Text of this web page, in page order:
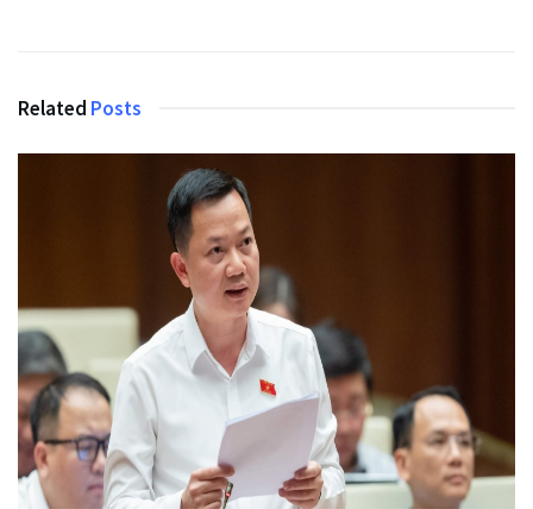
Related Posts